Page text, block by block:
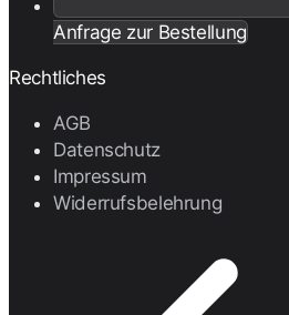
Anfrage zur Bestellung
Rechtliches
AGB
Datenschutz
Impressum
Widerrufsbelehrung